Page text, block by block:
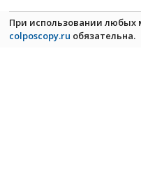
При использовании любых
colposcopy.ru обязательна.